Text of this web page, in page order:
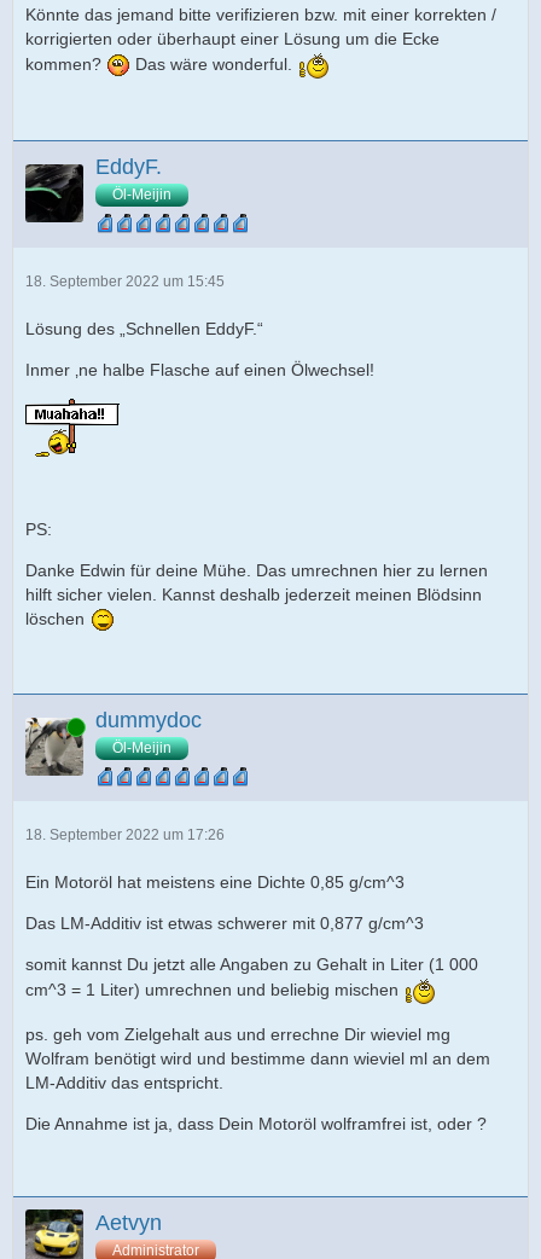
Könnte das jemand bitte verifizieren bzw. mit einer korrekten /
korrigierten oder überhaupt einer Lösung um die Ecke
kommen?
Das wäre wonderful.
EddyF.
Öl-Meijin
18. September 2022 um 15:45
Lösung des „Schnellen EddyF.“
Inmer ‚ne halbe Flasche auf einen Ölwechsel!
PS:
Danke Edwin für deine Mühe. Das umrechnen hier zu lernen
hilft sicher vielen. Kannst deshalb jederzeit meinen Blödsinn
löschen
Online dummydoc
Öl-Meijin
18. September 2022 um 17:26
Ein Motoröl hat meistens eine Dichte 0,85 g/cm^3
Das LM-Additiv ist etwas schwerer mit 0,877 g/cm^3
somit kannst Du jetzt alle Angaben zu Gehalt in Liter (1 000
cm^3 = 1 Liter) umrechnen und beliebig mischen
ps. geh vom Zielgehalt aus und errechne Dir wieviel mg
Wolfram benötigt wird und bestimme dann wieviel ml an dem
LM-Additiv das entspricht.
Die Annahme ist ja, dass Dein Motoröl wolframfrei ist, oder ?
Aetvyn
Administrator